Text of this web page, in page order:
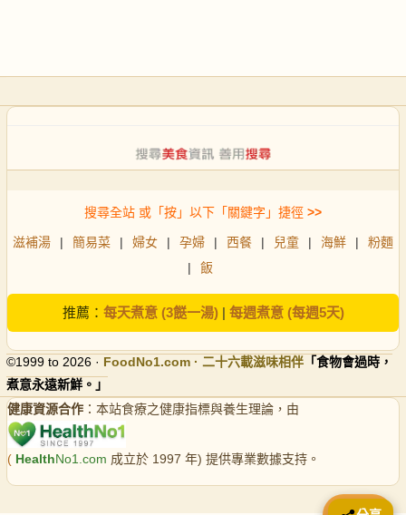
搜尋全站 或「按」以下「關鍵字」捷徑 >>
滋補湯 | 簡易菜 | 婦女 | 孕婦 | 西餐 | 兒童 | 海鮮 |
粉麵
|
飯
推薦： 每天煮意 (3餸一湯)| 每週煮意 (每週5天)
©1999 to 2026 · FoodNo1.com · 二十六載滋味相伴 「食物會過時，
煮意永遠新鮮。」
健康資源合作 ：本站食療之健康指標與養生理論，由
( HealthNo1.com 成立於 1997 年) 提供專業數據支持。